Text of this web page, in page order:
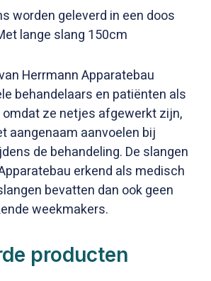
worden geleverd in een doos
lange slang 150cm
Herrmann Apparatebau
behandelaars en patiënten als
omdat ze netjes afgewerkt zijn,
aangenaam aanvoelen bij
de behandeling. De slangen
erkend als medisch
bevatten dan ook geen
weekmakers.
producten